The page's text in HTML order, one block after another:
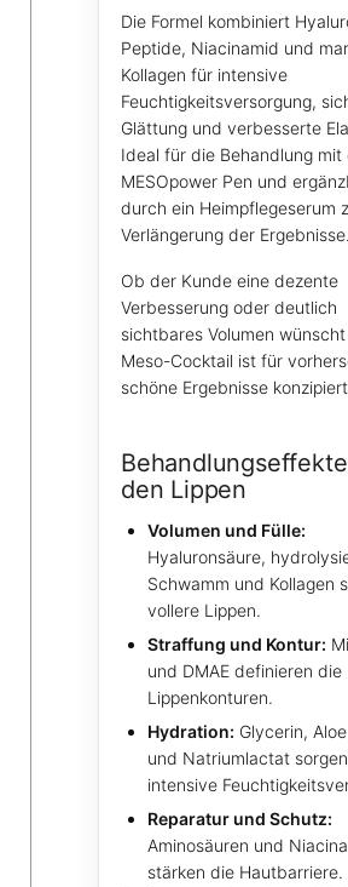
Die Formel kombiniert
Peptide, Niacinamid und
Kollagen für intensive
Feuchtigkeitsversorgung,
Glättung und verbesserte
Ideal für die Behandlung mit
MESOpower Pen und
durch ein Heimpflegeserum
Verlängerung der Ergebnisse.
Ob der Kunde eine dezente
Verbesserung oder deutlich
sichtbares Volumen
Meso-Cocktail ist für
schöne Ergebnisse
den Lippen
Volumen und Fülle:
Hyaluronsäure,
Schwamm und Kollagen
vollere Lippen.
Straffung und Kontur:
und DMAE definieren die
Lippenkonturen.
Hydration: Glycerin,
und Natriumlactat
intensive
Reparatur und Schutz:
Aminosäuren und
stärken die Hautbarriere.